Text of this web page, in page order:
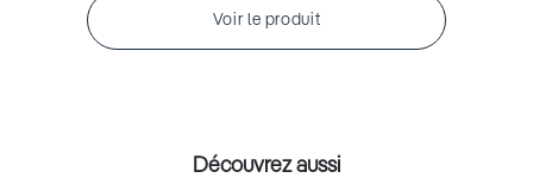
Voir le produit
Découvrez aussi